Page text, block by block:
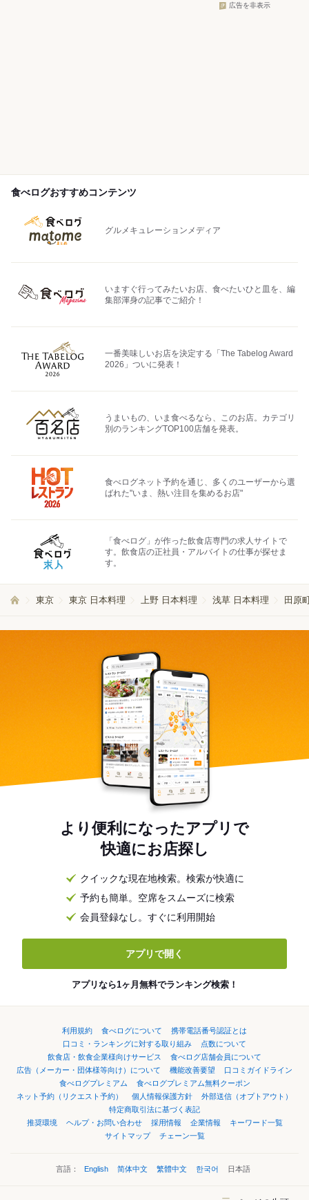
広告を非表示
食べログおすすめコンテンツ
グルメキュレーションメディア
いますぐ行ってみたいお店、食べたいひと皿を、編
集部渾身の記事でご紹介！
一番美味しいお店を決定する「The Tabelog Award
2026」ついに発表！
うまいもの、いま食べるなら、このお店。カテゴリ
別のランキングTOP100店舗を発表。
食べログネット予約を通じ、多くのユーザーから選
ばれた"いま、熱い注目を集めるお店"
「食べログ」が作った飲食店専門の求人サイトで
す。飲食店の正社員・アルバイトの仕事が探せま
す。
東京 東京 日本料理 上野 日本料理 浅草 日本料理 田原
より便利になったアプリで
快適にお店探し
クイックな現在地検索。検索が快適に
予約も簡単。空席をスムーズに検索
会員登録なし。すぐに利用開始
アプリで開く
アプリなら1ヶ月無料でランキング検索！
利用規約 食べログについて
携帯電話番号認証とは
口コミ・ランキングに対する取り組み
点数について
飲食店・飲食企業様向けサービス
食べログ店舗会員について
広告（メーカー・団体様等向け）について
機能改善要望
口コミガイドライン
食べログプレミアム
食べログプレミアム無料クーポン
ネット予約（リクエスト予約）
個人情報保護方針
外部送信（オプトアウト）
特定商取引法に基づく表記
推奨環境
ヘルプ・お問い合わせ 採用情報 企業情報
キーワード一覧
サイトマップ
チェーン一覧
言語： English 简体中文 繁體中文 한국어 日本語